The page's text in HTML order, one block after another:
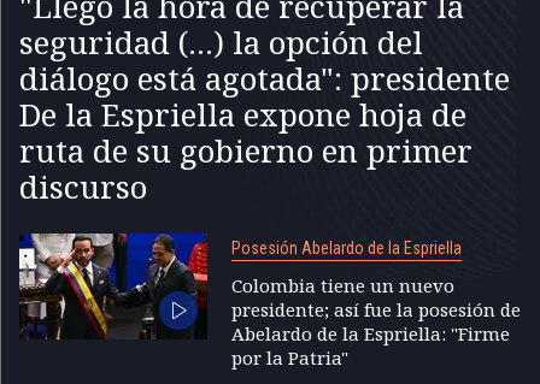
seguridad (...) la opción del
diálogo está agotada": presidente
De la Espriella expone hoja de
ruta de su gobierno en primer
discurso
Posesión Abelardo de la Espriella
Colombia tiene un nuevo
presidente; así fue la posesión de
Abelardo de la Espriella: "Firme
por la Patria"